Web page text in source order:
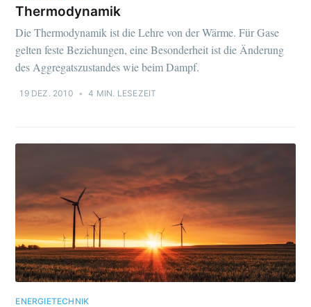
Thermodynamik
Die Thermodynamik ist die Lehre von der Wärme. Für Gase
gelten feste Beziehungen, eine Besonderheit ist die Änderung
des Aggregatszustandes wie beim Dampf.
19 DEZ. 2010 • 4 MIN. LESEZEIT
ENERGIETECHNIK